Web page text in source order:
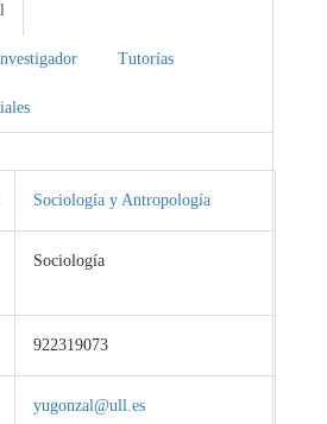
Tutorías
Sociología y Antropología
Sociología
922319073
yugonzal@ull.es